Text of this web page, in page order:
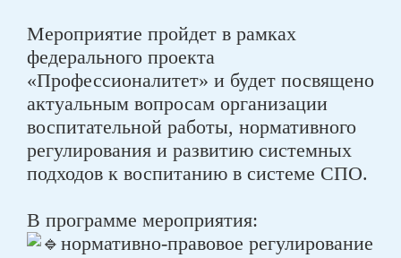
Мероприятие пройдет в рамках
федерального проекта
«Профессионалитет» и будет посвящено
актуальным вопросам организации
воспитательной работы, нормативного
регулирования и развитию системных
подходов к воспитанию в системе СПО.
В программе мероприятия:
нормативно-правовое регулирование